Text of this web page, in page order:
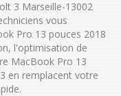
3 Marseille-13002
vous
Pro 13 pouces 2018
l'optimisation de
MacBook Pro 13
en remplacent votre